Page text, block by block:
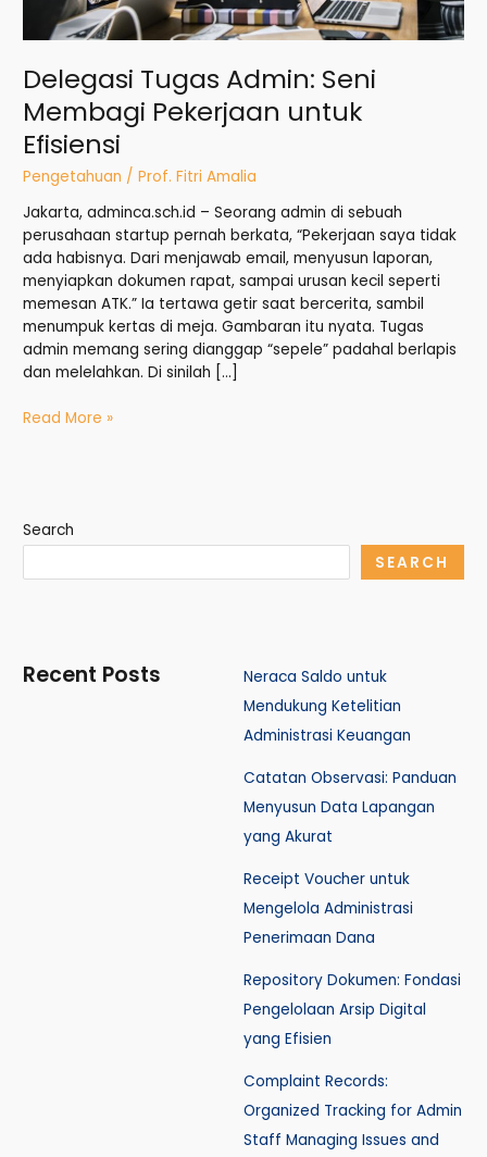
Delegasi Tugas Admin: Seni
Membagi Pekerjaan untuk
Efisiensi
Pengetahuan /Prof. Fitri Amalia
Jakarta, adminca.sch.id – Seorang admin di sebuah
perusahaan startup pernah berkata, “Pekerjaan saya tidak
ada habisnya. Dari menjawab email, menyusun laporan,
menyiapkan dokumen rapat, sampai urusan kecil seperti
memesan ATK.” Ia tertawa getir saat bercerita, sambil
menumpuk kertas di meja. Gambaran itu nyata. Tugas
admin memang sering dianggap “sepele” padahal berlapis
dan melelahkan. Di sinilah […]
Read More »
Search
SEARCH
Recent Posts
Neraca Saldo untuk
Mendukung Ketelitian
Administrasi Keuangan
Catatan Observasi: Panduan
Menyusun Data Lapangan
yang Akurat
Receipt Voucher untuk
Mengelola Administrasi
Penerimaan Dana
Repository Dokumen: Fondasi
Pengelolaan Arsip Digital
yang Efisien
Complaint Records:
Organized Tracking for Admin
Staff Managing Issues and